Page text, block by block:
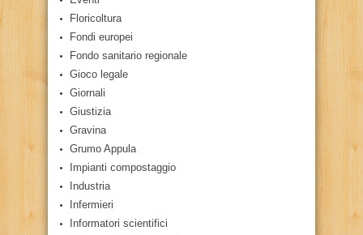
Floricoltura
Fondi europei
Fondo sanitario regionale
Gioco legale
Giornali
Giustizia
Gravina
Grumo Appula
Impianti compostaggio
Industria
Infermieri
Informatori scientifici